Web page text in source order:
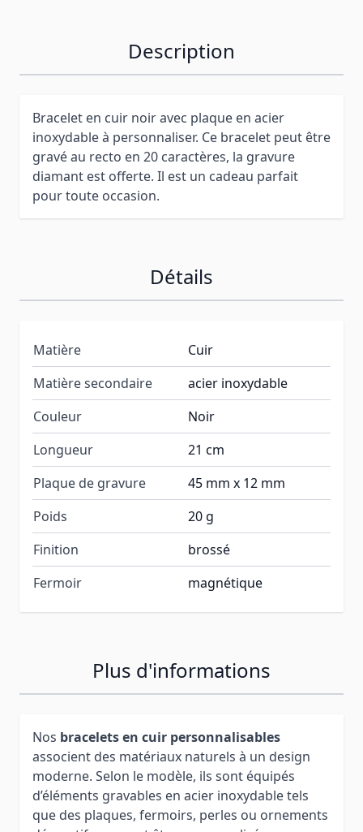
Description
Bracelet en cuir noir avec plaque en acier
inoxydable à personnaliser. Ce bracelet peut être
gravé au recto en 20 caractères, la gravure
diamant est offerte. Il est un cadeau parfait
pour toute occasion.
Détails
Matière
Cuir
Matière secondaire
acier inoxydable
Couleur
Noir
Longueur
21 cm
Plaque de gravure
45 mm x 12 mm
Poids
20 g
Finition
brossé
Fermoir
magnétique
Plus d'informations
Nos bracelets en cuir personnalisables
associent des matériaux naturels à un design
moderne. Selon le modèle, ils sont équipés
d’éléments gravables en acier inoxydable tels
que des plaques, fermoirs, perles ou ornements